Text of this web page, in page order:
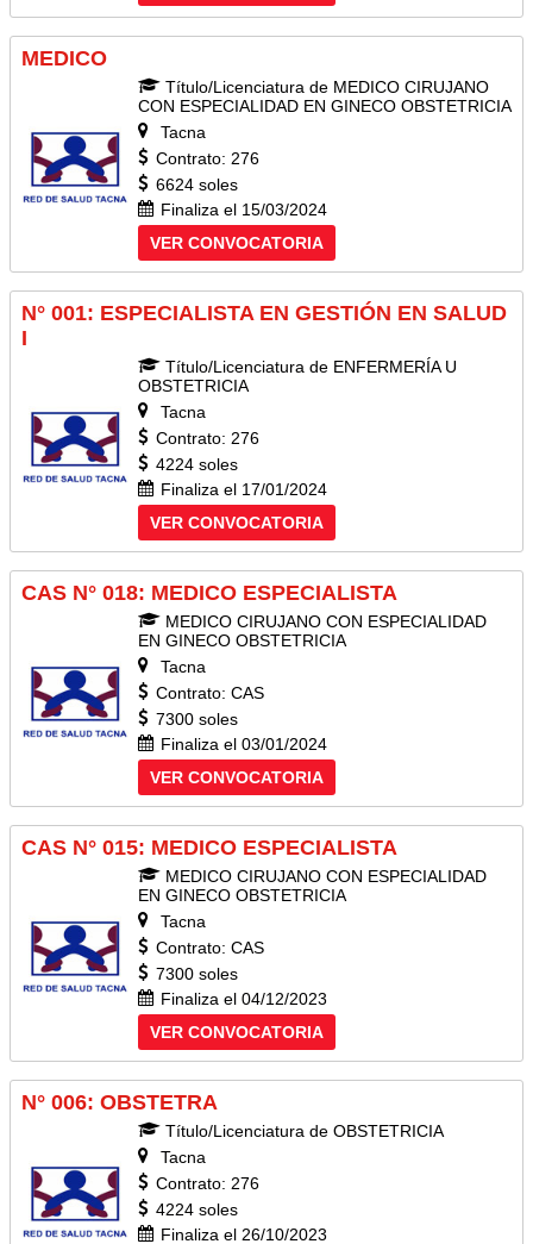
MEDICO
Título/Licenciatura de MEDICO CIRUJANO
CON ESPECIALIDAD EN GINECO OBSTETRICIA
Tacna
Contrato: 276
6624 soles
Finaliza el 15/03/2024
VER CONVOCATORIA
N° 001: ESPECIALISTA EN GESTIÓN EN SALUD
I
Título/Licenciatura de ENFERMERÍA U
OBSTETRICIA
Tacna
Contrato: 276
4224 soles
Finaliza el 17/01/2024
VER CONVOCATORIA
CAS N° 018: MEDICO ESPECIALISTA
MEDICO CIRUJANO CON ESPECIALIDAD
EN GINECO OBSTETRICIA
Tacna
Contrato: CAS
7300 soles
Finaliza el 03/01/2024
VER CONVOCATORIA
CAS N° 015: MEDICO ESPECIALISTA
MEDICO CIRUJANO CON ESPECIALIDAD
EN GINECO OBSTETRICIA
Tacna
Contrato: CAS
7300 soles
Finaliza el 04/12/2023
VER CONVOCATORIA
N° 006: OBSTETRA
Título/Licenciatura de OBSTETRICIA
Tacna
Contrato: 276
4224 soles
Finaliza el 26/10/2023